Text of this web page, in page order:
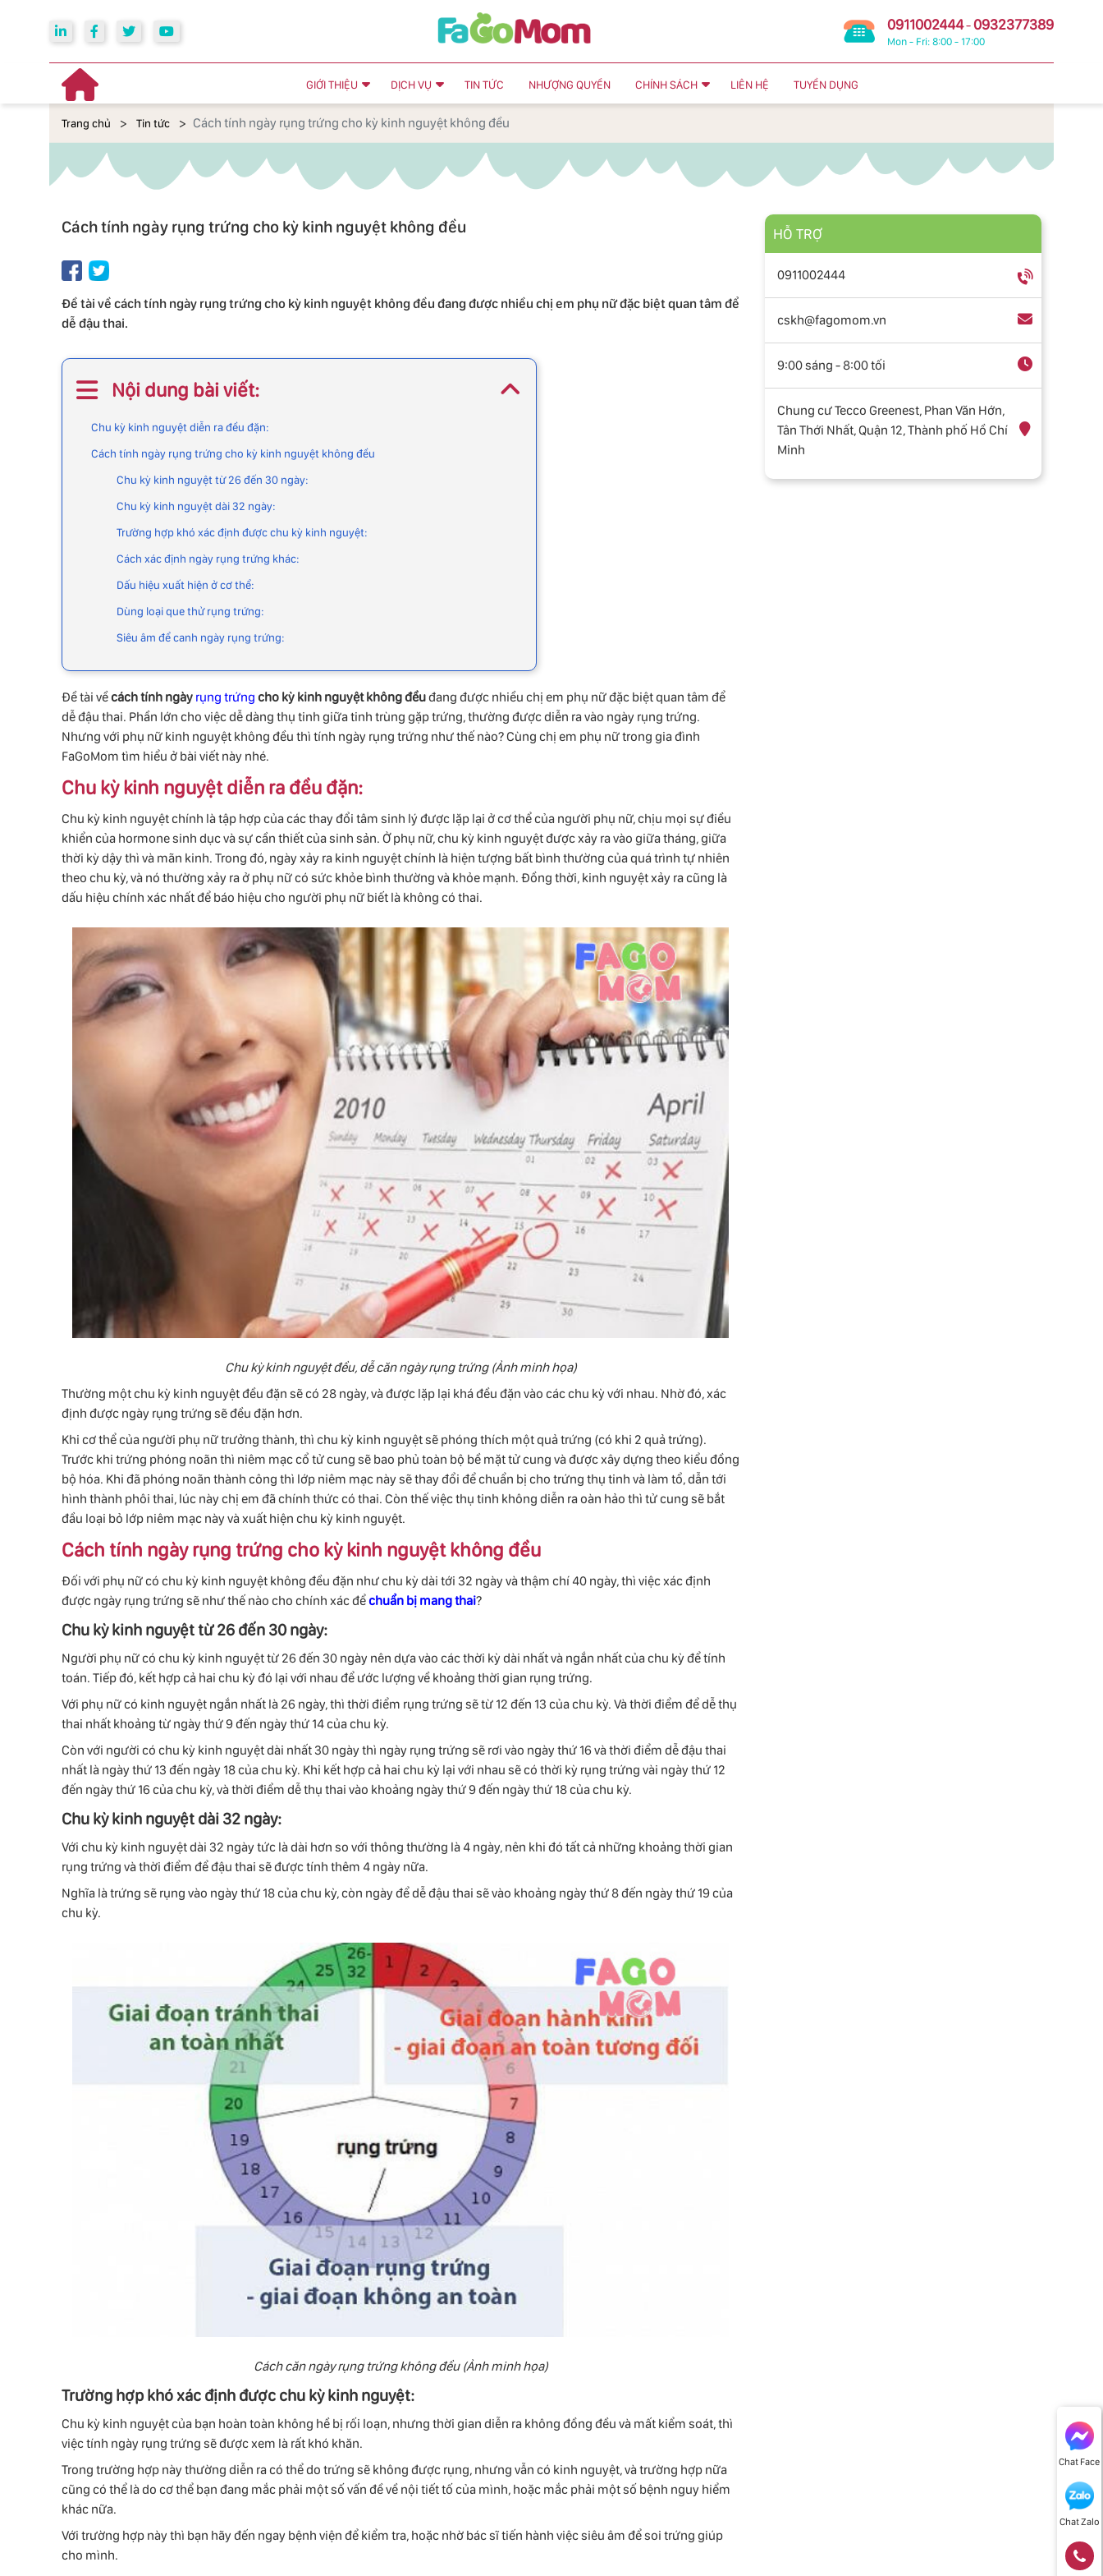
0911002444-0932377389
Mon - Fri: 8:00 - 17:00
GIỚI THIỆU DỊCH VỤ TIN TỨC NHƯỢNG QUYỀN CHÍNH SÁCH LIÊN HỆ TUYỂN DỤNG
Chat Face
Chat Zalo
Trang chủ Tin tức Cách tính ngày rụng trứng cho kỳ kinh nguyệt không đều
Cách tính ngày rụng trứng cho kỳ kinh nguyệt không đều
Đề tài về cách tính ngày rụng trứng cho kỳ kinh nguyệt không đều đang được nhiều chị em phụ nữ đặc biệt quan tâm để
dễ đậu thai.
Nội dung bài viết:
Chu kỳ kinh nguyệt diễn ra đều đặn:
Cách tính ngày rụng trứng cho kỳ kinh nguyệt không đều
Chu kỳ kinh nguyệt từ 26 đến 30 ngày:
Chu kỳ kinh nguyệt dài 32 ngày:
Trường hợp khó xác định được chu kỳ kinh nguyệt:
Cách xác định ngày rụng trứng khác:
Dấu hiệu xuất hiện ở cơ thể:
Dùng loại que thử rụng trứng:
Siêu âm để canh ngày rụng trứng:
Đề tài vềcách tính ngày rụng trứng cho kỳ kinh nguyệt không đềuđang được nhiều chị em phụ nữ đặc biệt quan tâm để
dễ đậu thai. Phần lớn cho việc dễ dàng thụ tinh giữa tinh trùng gặp trứng, thường được diễn ra vào ngày rụng trứng.
Nhưng với phụ nữ kinh nguyệt không đều thì tính ngày rụng trứng như thế nào? Cùng chị em phụ nữ trong gia đình
FaGoMom tìm hiểu ở bài viết này nhé.
Chu kỳ kinh nguyệt diễn ra đều đặn:
Chu kỳ kinh nguyệt chính là tập hợp của các thay đổi tâm sinh lý được lặp lại ở cơ thể của người phụ nữ, chịu mọi sự điều
khiển của hormone sinh dục và sự cần thiết của sinh sản. Ở phụ nữ, chu kỳ kinh nguyệt được xảy ra vào giữa tháng, giữa
thời kỳ dậy thì và mãn kinh. Trong đó, ngày xảy ra kinh nguyệt chính là hiện tượng bất bình thường của quá trình tự nhiên
theo chu kỳ, và nó thường xảy ra ở phụ nữ có sức khỏe bình thường và khỏe mạnh. Đồng thời, kinh nguyệt xảy ra cũng là
dấu hiệu chính xác nhất để báo hiệu cho người phụ nữ biết là không có thai.
Chu kỳ kinh nguyệt đều, dễ căn ngày rụng trứng (Ảnh minh họa)
Thường một chu kỳ kinh nguyệt đều đặn sẽ có 28 ngày, và được lặp lại khá đều đặn vào các chu kỳ với nhau. Nhờ đó, xác
định được ngày rụng trứng sẽ đều đặn hơn.
Khi cơ thể của người phụ nữ trưởng thành, thì chu kỳ kinh nguyệt sẽ phóng thích một quả trứng (có khi 2 quả trứng).
Trước khi trứng phóng noãn thì niêm mạc cổ tử cung sẽ bao phủ toàn bộ bề mặt tử cung và được xây dựng theo kiểu đồng
bộ hóa. Khi đã phóng noãn thành công thì lớp niêm mạc này sẽ thay đổi để chuẩn bị cho trứng thụ tinh và làm tổ, dẫn tới
hình thành phôi thai, lúc này chị em đã chính thức có thai. Còn thế việc thụ tinh không diễn ra oàn hảo thì tử cung sẽ bắt
đầu loại bỏ lớp niêm mạc này và xuất hiện chu kỳ kinh nguyệt.
Cách tính ngày rụng trứng cho kỳ kinh nguyệt không đều
Đối với phụ nữ có chu kỳ kinh nguyệt không đều đặn như chu kỳ dài tới 32 ngày và thậm chí 40 ngày, thì việc xác định
được ngày rụng trứng sẽ như thế nào cho chính xác đểchuẩn bị mang thai?
Chu kỳ kinh nguyệt từ 26 đến 30 ngày:
Người phụ nữ có chu kỳ kinh nguyệt từ 26 đến 30 ngày nên dựa vào các thời kỳ dài nhất và ngắn nhất của chu kỳ để tính
toán. Tiếp đó, kết hợp cả hai chu kỳ đó lại với nhau để ước lượng về khoảng thời gian rụng trứng.
Với phụ nữ có kinh nguyệt ngắn nhất là 26 ngày, thì thời điểm rụng trứng sẽ từ 12 đến 13 của chu kỳ. Và thời điểm để dễ thụ
thai nhất khoảng từ ngày thứ 9 đến ngày thứ 14 của chu kỳ.
Còn với người có chu kỳ kinh nguyệt dài nhất 30 ngày thì ngày rụng trứng sẽ rơi vào ngày thứ 16 và thời điểm dễ đậu thai
nhất là ngày thứ 13 đến ngày 18 của chu kỳ. Khi kết hợp cả hai chu kỳ lại với nhau sẽ có thời kỳ rụng trứng vài ngày thứ 12
đến ngày thứ 16 của chu kỳ, và thời điểm dễ thụ thai vào khoảng ngày thứ 9 đến ngày thứ 18 của chu kỳ.
Chu kỳ kinh nguyệt dài 32 ngày:
Với chu kỳ kinh nguyệt dài 32 ngày tức là dài hơn so với thông thường là 4 ngày, nên khi đó tất cả những khoảng thời gian
rụng trứng và thời điểm để đậu thai sẽ được tính thêm 4 ngày nữa.
Nghĩa là trứng sẽ rụng vào ngày thứ 18 của chu kỳ, còn ngày để dễ đậu thai sẽ vào khoảng ngày thứ 8 đến ngày thứ 19 của
chu kỳ.
Cách căn ngày rụng trứng không đều (Ảnh minh họa)
Trường hợp khó xác định được chu kỳ kinh nguyệt:
Chu kỳ kinh nguyệt của bạn hoàn toàn không hề bị rối loạn, nhưng thời gian diễn ra không đồng đều và mất kiểm soát, thì
việc tính ngày rụng trứng sẽ được xem là rất khó khăn.
Trong trường hợp này thường diễn ra có thể do trứng sẽ không được rụng, nhưng vẫn có kinh nguyệt, và trường hợp nữa
cũng có thể là do cơ thể bạn đang mắc phải một số vấn đề về nội tiết tố của mình, hoặc mắc phải một số bệnh nguy hiểm
khác nữa.
Với trường hợp này thì bạn hãy đến ngay bệnh viện để kiểm tra, hoặc nhờ bác sĩ tiến hành việc siêu âm để soi trứng giúp
cho mình.
HỖ TRỢ
0911002444
cskh@fagomom.vn
9:00 sáng - 8:00 tối
Chung cư Tecco Greenest, Phan Văn Hớn,
Tân Thới Nhất, Quận 12, Thành phố Hồ Chí
Minh